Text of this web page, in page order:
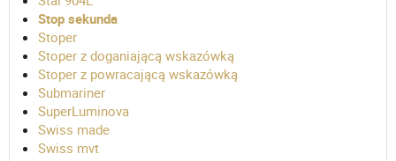
Stop sekunda
Stoper
Stoper z doganiającą wskazówką
Stoper z powracającą wskazówką
Submariner
SuperLuminova
Swiss made
Swiss mvt